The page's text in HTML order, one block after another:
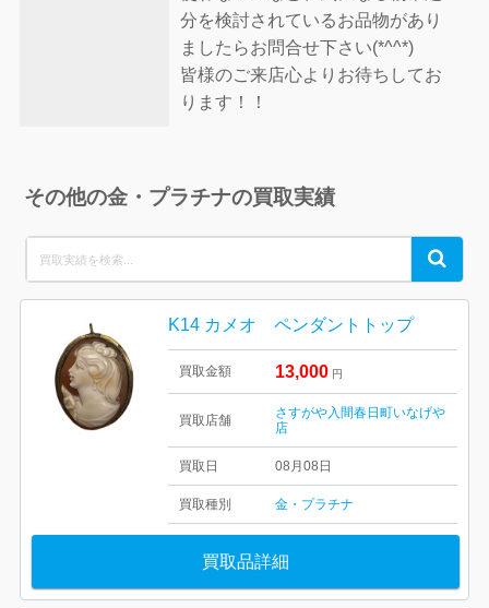
分を検討されているお品物があり
ましたらお問合せ下さい(*^^*)
皆様のご来店心よりお待ちしてお
ります！！
その他の金・プラチナの買取実績
for:
Search
K14 カメオ ペンダントトップ
買取金額 13,000 円
買取店舗
さすがや入間春日町いなげや
店
買取日 08月08日
買取種別 金・プラチナ
買取品詳細